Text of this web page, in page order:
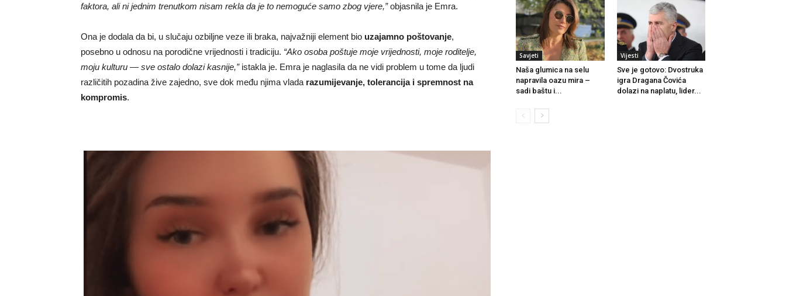
faktora, ali ni jednim trenutkom nisam rekla da je to nemoguće samo zbog vjere,”objasnila je Emra.
Ona je dodala da bi, u slučaju ozbiljne veze ili braka, najvažniji element bio uzajamno poštovanje,
posebno u odnosu na porodične vrijednosti i tradiciju. “Ako osoba poštuje moje vrijednosti, moje roditelje,
moju kulturu — sve ostalo dolazi kasnije,”istakla je. Emra je naglasila da ne vidi problem u tome da ljudi
različitih pozadina žive zajedno, sve dok među njima vlada razumijevanje, tolerancija i spremnost na
kompromis.
Savjeti
Naša glumica na selu
napravila oazu mira –
sadi baštu i...
Vijesti
Sve je gotovo: Dvostruka
igra Dragana Čovića
dolazi na naplatu, lider...